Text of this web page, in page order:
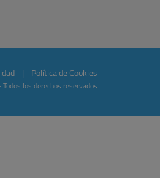
Política de Cookies
Todos los derechos reservados